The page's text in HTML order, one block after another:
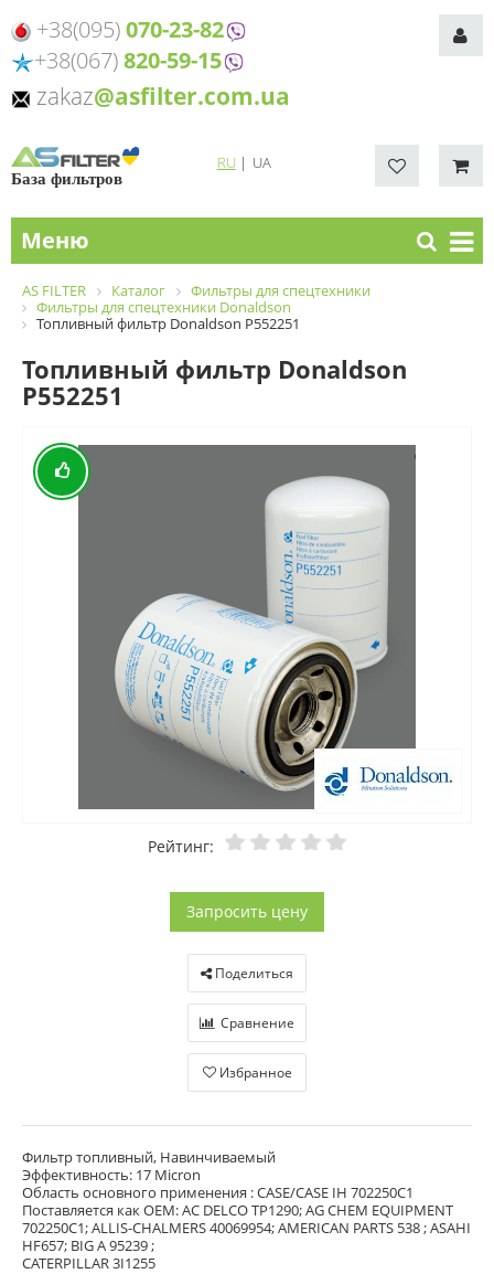
+38(095)070-23-82
+38(067)820-59-15
zakaz@asfilter.com.ua
База фильтров
RU| UA
Меню
AS FILTER Каталог
Фильтры для спецтехники
Фильтры для спецтехники Donaldson
Топливный фильтр Donaldson P552251
Топливный фильтр Donaldson
P552251
Рейтинг:
Запросить цену
Поделиться
Сравнение
Избранное
Фильтр топливный, Навинчиваемый
Эффективность: 17 Micron
Область основного применения : CASE/CASE IH 702250C1
Поставляется как OEM: AC DELCO TP1290; AG CHEM EQUIPMENT
702250C1; ALLIS-CHALMERS 40069954; AMERICAN PARTS 538 ; ASAHI
HF657; BIG A 95239 ;
CATERPILLAR 3I1255